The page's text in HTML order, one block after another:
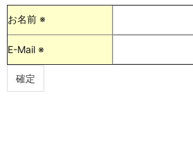
お名前 ※
E-Mail ※